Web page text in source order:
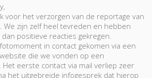
voor het verzorgen van de reportage van
We zijn zelf heel tevreden en hebben
positieve reacties gekregen.
in contact gekomen via een
die we vonden op een
eerste contact via mail verliep zeer
het uitgebreide infogesprek dat hierop